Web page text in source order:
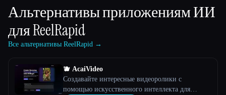
Альтернативы приложениям ИИ
дляReelRapid
Все альтернативы ReelRapid →
🫐 AcaiVideo
Создавайте интересные видеоролики с
помощью искусственного интеллекта для